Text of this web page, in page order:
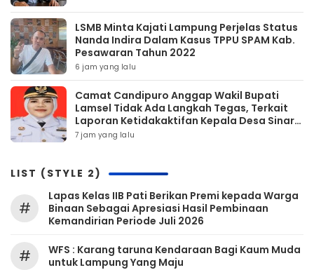
LSMB Minta Kajati Lampung Perjelas Status
Nanda Indira Dalam Kasus TPPU SPAM Kab.
Pesawaran Tahun 2022
6 jam yang lalu
Camat Candipuro Anggap Wakil Bupati
Lamsel Tidak Ada Langkah Tegas, Terkait
Laporan Ketidakaktifan Kepala Desa Sinar
Palembang
7 jam yang lalu
LIST (STYLE 2)
#
Lapas Kelas IIB Pati Berikan Premi kepada Warga
Binaan Sebagai Apresiasi Hasil Pembinaan
Kemandirian Periode Juli 2026
#
WFS : Karang taruna Kendaraan Bagi Kaum Muda
untuk Lampung Yang Maju